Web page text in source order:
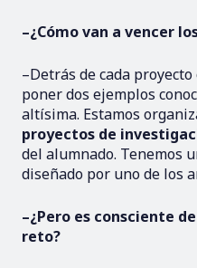
–¿Cómo van a vencer
–Detrás de cada
poner dos ejemplos
altísima. Estamos
proyectos de
del alumnado. Tenemos
diseñado por uno de los
–¿Pero es consciente
reto?